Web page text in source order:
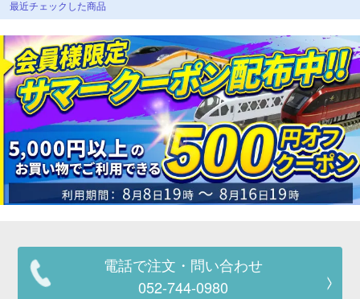
最近チェックした商品
電話で注文・問い合わせ
052-744-0980